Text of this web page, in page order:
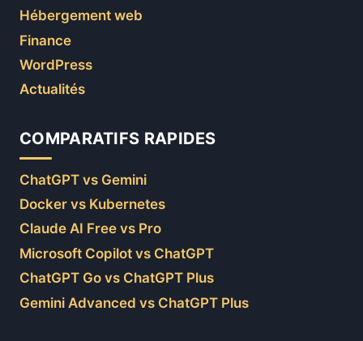
Hébergement web
Finance
WordPress
Actualités
COMPARATIFS RAPIDES
ChatGPT vs Gemini
Docker vs Kubernetes
Claude AI Free vs Pro
Microsoft Copilot vs ChatGPT
ChatGPT Go vs ChatGPT Plus
Gemini Advanced vs ChatGPT Plus